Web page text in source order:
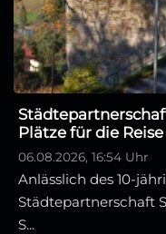
Plätze für die
06.08.2026, 16:54 Uhr
Anlässlich des 10-
Städtepartnerschaft
S...